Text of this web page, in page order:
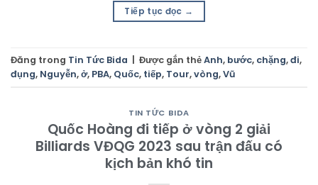
Tiếp tục đọc →
Đăng trong Tin Tức Bida Được gắn thẻAnh, bước, chặng,đi,
đụng, Nguyễn,ở, PBA, Quốc, tiếp, Tour,vòng,Vũ
TIN TỨC BIDA
Quốc Hoàng đi tiếp ở vòng 2 giải
Billiards VĐQG 2023 sau trận đấu có
kịch bản khó tin